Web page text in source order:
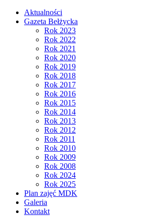
Aktualności
Gazeta Bełżycka
Rok 2023
Rok 2022
Rok 2021
Rok 2020
Rok 2019
Rok 2018
Rok 2017
Rok 2016
Rok 2015
Rok 2014
Rok 2013
Rok 2012
Rok 2011
Rok 2010
Rok 2009
Rok 2008
Rok 2024
Rok 2025
Plan zajęć MDK
Galeria
Kontakt